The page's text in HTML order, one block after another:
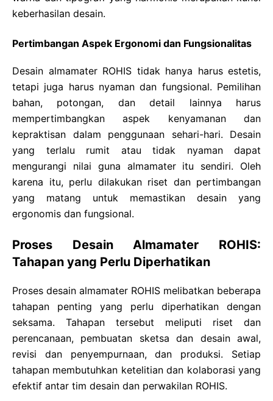
keberhasilan desain.
Pertimbangan Aspek Ergonomi dan Fungsionalitas
Desain almamater ROHIS tidak hanya harus estetis,
tetapi juga harus nyaman dan fungsional. Pemilihan
bahan, potongan, dan detail lainnya harus
mempertimbangkan aspek kenyamanan dan
kepraktisan dalam penggunaan sehari-hari. Desain
yang terlalu rumit atau tidak nyaman dapat
mengurangi nilai guna almamater itu sendiri. Oleh
karena itu, perlu dilakukan riset dan pertimbangan
yang matang untuk memastikan desain yang
ergonomis dan fungsional.
Proses Desain Almamater ROHIS:
Tahapan yang Perlu Diperhatikan
Proses desain almamater ROHIS melibatkan beberapa
tahapan penting yang perlu diperhatikan dengan
seksama. Tahapan tersebut meliputi riset dan
perencanaan, pembuatan sketsa dan desain awal,
revisi dan penyempurnaan, dan produksi. Setiap
tahapan membutuhkan ketelitian dan kolaborasi yang
efektif antar tim desain dan perwakilan ROHIS.